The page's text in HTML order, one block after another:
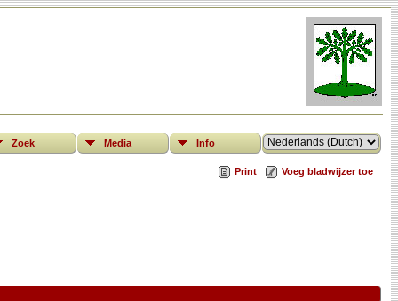
Zoek Media Info
Print Voeg bladwijzer toe